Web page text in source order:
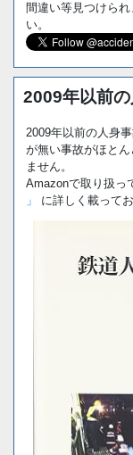
間違い等見つけら
い。
2009年以前
2009年以前の人身
が無い事故がほと
ません。
Amazonで取り扱っ
」
に詳しく載って